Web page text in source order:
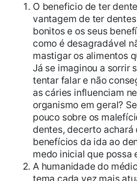
O beneficio de ter
vantagem de ter
bonitos e os seus
como é desagradável
mastigar os alimentos
Já se imaginou a sorrir
tentar falar e não
as cáries influenciam
organismo em geral?
pouco sobre os
dentes, decerto achará
benefícios da ida ao
medo inicial que possa
A humanidade do
tema cada vez mais